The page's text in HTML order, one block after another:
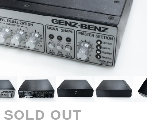
SOLD OUT